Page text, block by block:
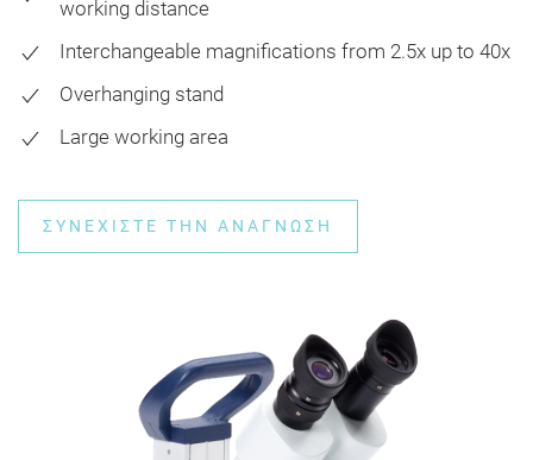
working distance
Interchangeable magnifications from 2.5x up to 40x
Overhanging stand
Large working area
ΣΥΝΕΧΊΣΤΕ ΤΗΝ ΑΝΆΓΝΩΣΗ